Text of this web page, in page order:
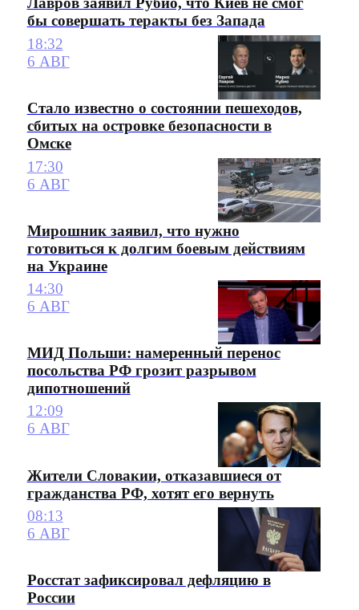
бы совершать теракты без Запада
18:32
6 АВГ
Стало известно о состоянии пешеходов,
сбитых на островке безопасности в
Омске
17:30
6 АВГ
Мирошник заявил, что нужно
готовиться к долгим боевым действиям
на Украине
14:30
6 АВГ
МИД Польши: намеренный перенос
посольства РФ грозит разрывом
дипотношений
12:09
6 АВГ
Жители Словакии, отказавшиеся от
гражданства РФ, хотят его вернуть
08:13
6 АВГ
Росстат зафиксировал дефляцию в
России